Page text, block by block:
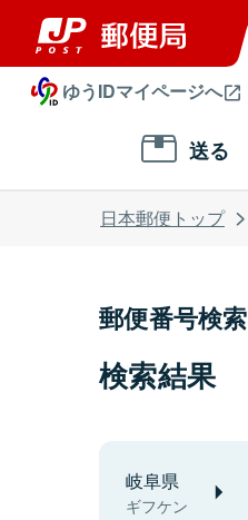
ゆうIDマイページへ
送る
日本郵便トップ
郵便番号検索
検索結果
岐阜県
ギフケン